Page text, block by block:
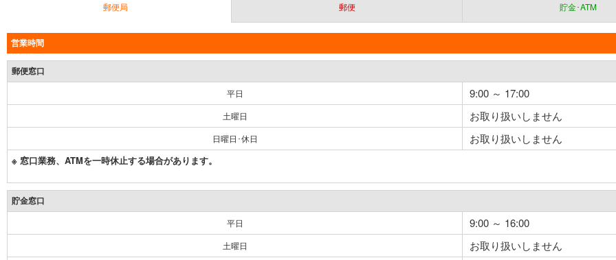
郵便局 郵便 貯金･ATM
営業時間
郵便窓口
平日 9:00 ～ 17:00
土曜日 お取り扱いしません
日曜日･休日 お取り扱いしません
※ 窓口業務、ATMを一時休止する場合があります。
貯金窓口
平日 9:00 ～ 16:00
土曜日 お取り扱いしません